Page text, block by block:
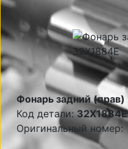
Фонарь задний (прав)
Код детали:32X1884E
Оригинальный номер: